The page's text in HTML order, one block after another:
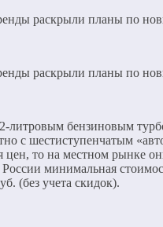
литровым бензиновым
с шестиступенчатым
то на местном рынке
минимальная
(без учета скидок).